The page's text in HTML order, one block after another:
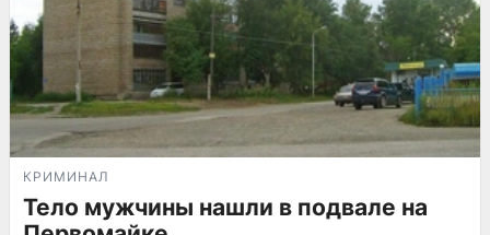
КРИМИНАЛ
Тело мужчины нашли в подвале на